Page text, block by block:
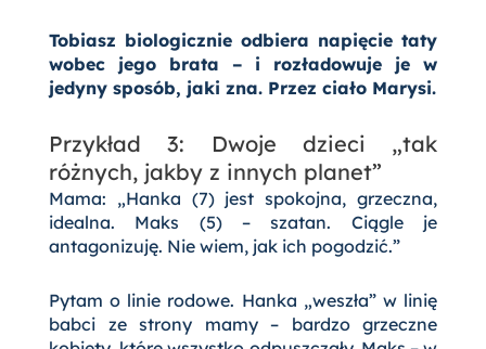
Tobiasz biologicznie odbiera napięcie taty
wobec jego brata – i rozładowuje je w
jedyny sposób, jaki zna. Przez ciało Marysi.
Przykład 3: Dwoje dzieci „tak
różnych, jakby z innych planet”
Mama: „Hanka (7) jest spokojna, grzeczna,
idealna. Maks (5) – szatan. Ciągle je
antagonizuję. Nie wiem, jak ich pogodzić.”
Pytam o linie rodowe. Hanka „weszła” w linię
babci ze strony mamy – bardzo grzeczne